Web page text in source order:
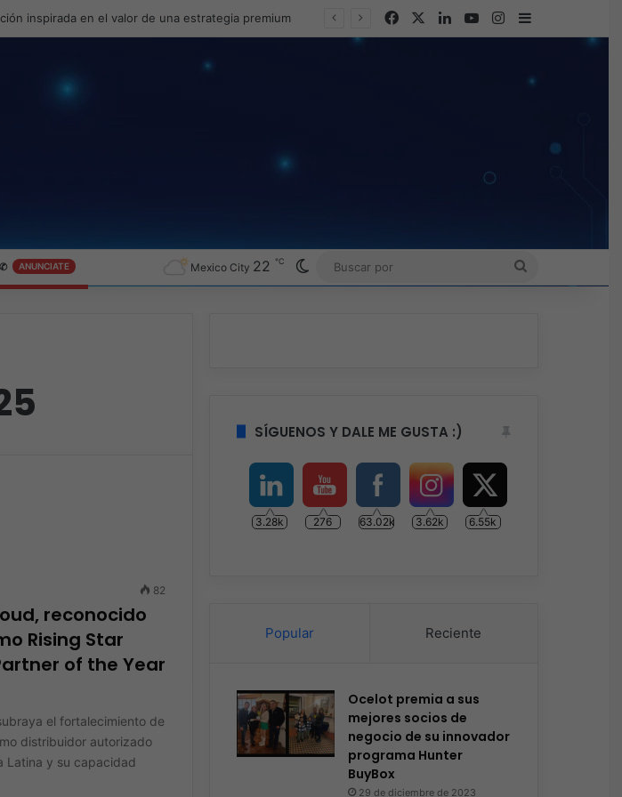
inspirada en el valor de una estrategia premium FacebookLinkedInYouTubeInstagram
Barra lateral
✆ ANUNCIATE Mexico City 22 ℃ Switch skin
BUSCAR
82
reconocido
Rising Star
of the Year
el fortalecimiento de
distribuidor autorizado
Latina y su capacidad
SÍGUENOS Y DALE ME GUSTA :)
3.28k 276 63.02k 3.62k 6.55k
Popular Reciente
Ocelot premia a sus
mejores socios de
negocio de su innovador
programa Hunter
BuyBox
29 de diciembre de 2023